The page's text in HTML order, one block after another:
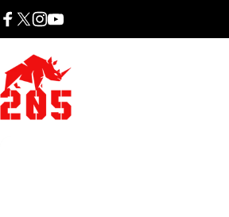
Skip to content
205ホビーズ｜205 Hobbies